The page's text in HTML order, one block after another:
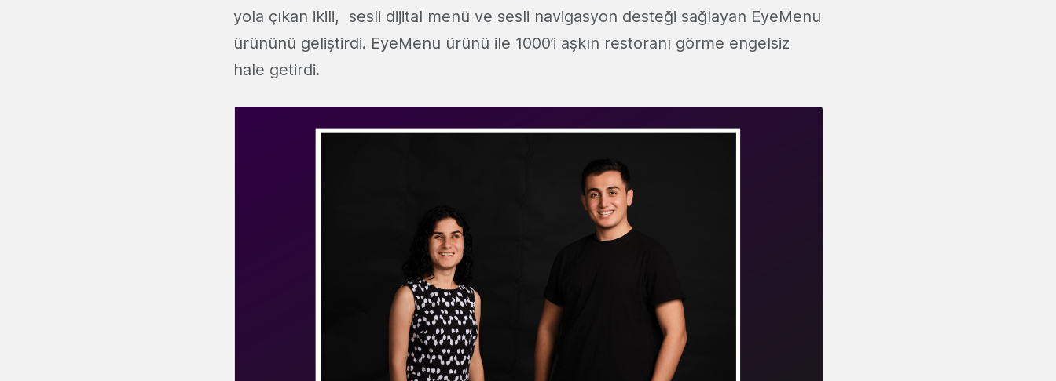
yola çıkan ikili, sesli dijital menü ve sesli navigasyon desteği sağlayan EyeMenu
ürününü geliştirdi. EyeMenu ürünü ile 1000’i aşkın restoranı görme engelsiz
hale getirdi.